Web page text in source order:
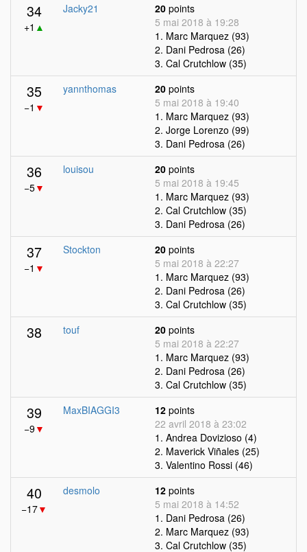
34
+1 ▲
Jacky21 20 points
5 mai 2018 à 19:28
1. Marc Marquez (93)
2. Dani Pedrosa (26)
3. Cal Crutchlow (35)
35
−1 ▼
yannthomas 20 points
5 mai 2018 à 19:40
1. Marc Marquez (93)
2. Jorge Lorenzo (99)
3. Dani Pedrosa (26)
36
−5▼
louisou 20 points
5 mai 2018 à 19:45
1. Marc Marquez (93)
2. Cal Crutchlow (35)
3. Dani Pedrosa (26)
37
−1 ▼
Stockton 20 points
5 mai 2018 à 22:27
1. Marc Marquez (93)
2. Dani Pedrosa (26)
3. Cal Crutchlow (35)
38 touf 20 points
5 mai 2018 à 22:27
1. Marc Marquez (93)
2. Dani Pedrosa (26)
3. Cal Crutchlow (35)
39
−9▼
MaxBIAGGI3 12 points
22 avril 2018 à 23:02
1. Andrea Dovizioso (4)
2. Maverick Viñales (25)
3. Valentino Rossi (46)
40
−17▼
desmolo 12 points
5 mai 2018 à 14:52
1. Dani Pedrosa (26)
2. Marc Marquez (93)
3. Cal Crutchlow (35)